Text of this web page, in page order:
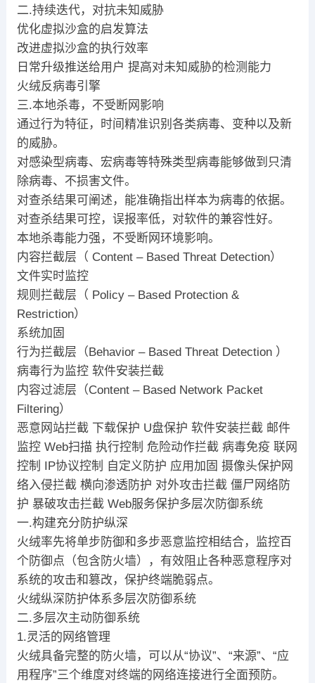
二.持续迭代，对抗未知威胁
优化虚拟沙盒的启发算法
改进虚拟沙盒的执行效率
日常升级推送给用户 提高对未知威胁的检测能力
火绒反病毒引擎
三.本地杀毒，不受断网影响
通过行为特征，时间精准识别各类病毒、变种以及新
的威胁。
对感染型病毒、宏病毒等特殊类型病毒能够做到只清
除病毒、不损害文件。
对查杀结果可阐述，能准确指出样本为病毒的依据。
对查杀结果可控，误报率低，对软件的兼容性好。
本地杀毒能力强，不受断网环境影响。
内容拦截层（ Content – Based Threat Detection）
文件实时监控
规则拦截层（ Policy – Based Protection &
Restriction）
系统加固
行为拦截层（Behavior – Based Threat Detection ）
病毒行为监控 软件安装拦截
内容过滤层（Content – Based Network Packet
Filtering）
恶意网站拦截 下载保护 U盘保护 软件安装拦截 邮件
监控 Web扫描 执行控制 危险动作拦截 病毒免疫 联网
控制 IP协议控制 自定义防护 应用加固 摄像头保护网
络入侵拦截 横向渗透防护 对外攻击拦截 僵尸网络防
护 暴破攻击拦截 Web服务保护多层次防御系统
一.构建充分防护纵深
火绒率先将单步防御和多步恶意监控相结合，监控百
个防御点（包含防火墙），有效阻止各种恶意程序对
系统的攻击和篡改，保护终端脆弱点。
火绒纵深防护体系多层次防御系统
二.多层次主动防御系统
1.灵活的网络管理
火绒具备完整的防火墙，可以从“协议”、“来源”、“应
用程序”三个维度对终端的网络连接进行全面预防。